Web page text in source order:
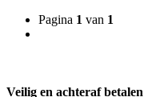
Pagina 1 van 1
Veilig en achteraf betalen